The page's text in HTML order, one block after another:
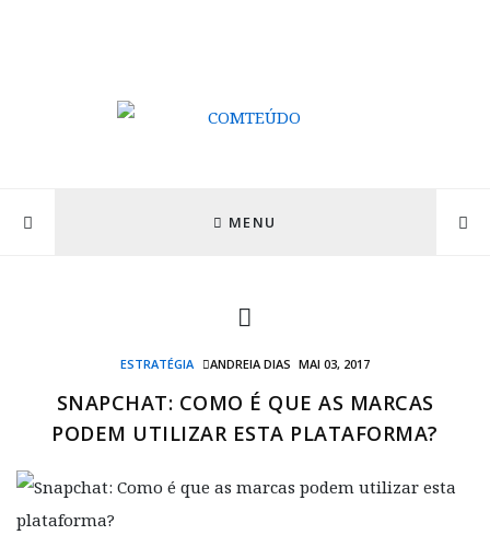
MENU
ESTRATÉGIA ANDREIA DIAS MAI 03, 2017
SNAPCHAT: COMO É QUE AS MARCAS
PODEM UTILIZAR ESTA PLATAFORMA?